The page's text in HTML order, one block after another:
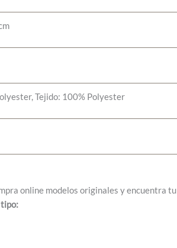
Tejido: 100% Polyester
online modelos originales y encuentra